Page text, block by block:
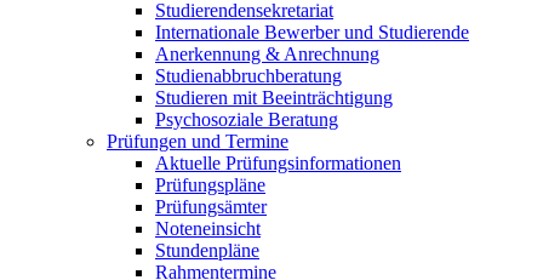
Studierendensekretariat
Internationale Bewerber und Studierende
Anerkennung & Anrechnung
Studienabbruchberatung
Studieren mit Beeinträchtigung
Psychosoziale Beratung
Prüfungen und Termine
Aktuelle Prüfungsinformationen
Prüfungspläne
Prüfungsämter
Noteneinsicht
Stundenpläne
Rahmentermine